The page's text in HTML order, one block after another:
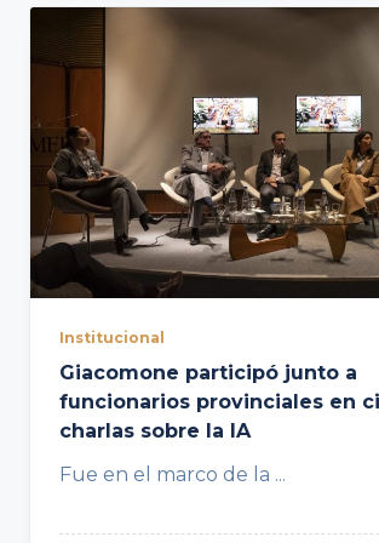
Institucional
Giacomone participó junto a
funcionarios provinciales en
charlas sobre la IA
Fue en el marco de la ...